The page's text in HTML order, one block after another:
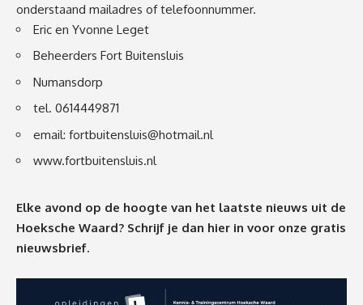
onderstaand mailadres of telefoonnummer.
Eric en Yvonne Leget
Beheerders Fort Buitensluis
Numansdorp
tel. 0614449871
email: fortbuitensluis@hotmail.nl
www.fortbuitensluis.nl
Elke avond op de hoogte van het laatste nieuws uit de
Hoeksche Waard? Schrijf je dan hier in voor onze gratis
nieuwsbrief.